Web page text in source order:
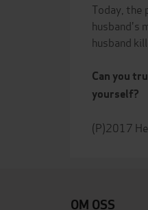
Today, the
husband's
husband
Can you
yourself?
OM OSS